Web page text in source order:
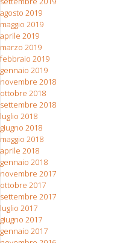
agosto 2019
maggio 2019
aprile 2019
marzo 2019
febbraio 2019
gennaio 2019
novembre 2018
ottobre 2018
settembre 2018
luglio 2018
giugno 2018
maggio 2018
aprile 2018
gennaio 2018
novembre 2017
ottobre 2017
settembre 2017
luglio 2017
giugno 2017
gennaio 2017